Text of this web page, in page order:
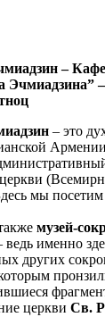
–
Эчмиадзина”
– это
церкви
мы
музей-
ведь именно
других
церкви Св.